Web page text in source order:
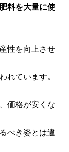
料を大量に使
性を向上させ
れています。
価格が安くな
べき姿とは違